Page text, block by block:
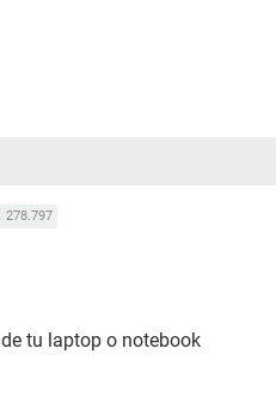
278.797
de tu laptop o notebook